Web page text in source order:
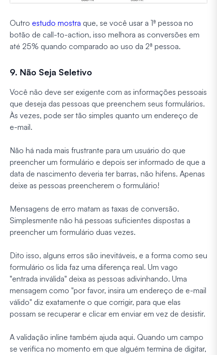
Outro estudo mostra que, se você usar a 1ª pessoa no
botão de call-to-action, isso melhora as conversões em
até 25% quando comparado ao uso da 2ª pessoa.
9. Não Seja Seletivo
Você não deve ser exigente com as informações pessoais
que deseja das pessoas que preenchem seus formulários.
Às vezes, pode ser tão simples quanto um endereço de
e-mail.
Não há nada mais frustrante para um usuário do que
preencher um formulário e depois ser informado de que a
data de nascimento deveria ter barras, não hifens. Apenas
deixe as pessoas preencherem o formulário!
Mensagens de erro matam as taxas de conversão.
Simplesmente não há pessoas suficientes dispostas a
preencher um formulário duas vezes.
Dito isso, alguns erros são inevitáveis, e a forma como seu
formulário os lida faz uma diferença real. Um vago
"entrada inválida" deixa as pessoas adivinhando. Uma
mensagem como "por favor, insira um endereço de e-mail
válido" diz exatamente o que corrigir, para que elas
possam se recuperar e clicar em enviar em vez de desistir.
A validação inline também ajuda aqui. Quando um campo
se verifica no momento em que alguém termina de digitar,